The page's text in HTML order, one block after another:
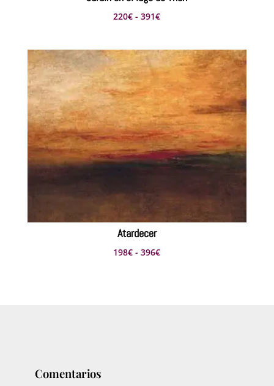
220€ - 391€Rango
precios:
desde
220€
hasta
391€
Atardecer
198€ - 396€Rango
Comentarios